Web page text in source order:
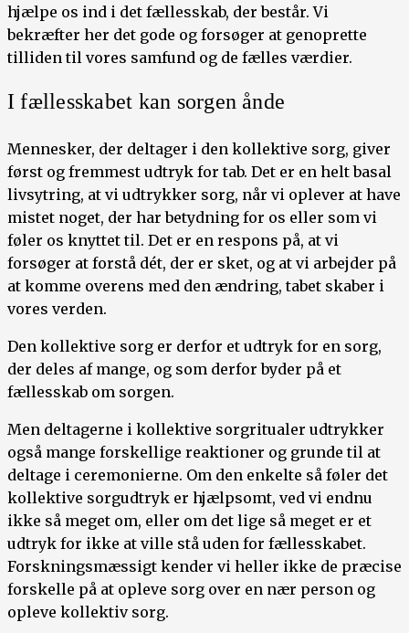
hjælpe os ind i det fællesskab, der består. Vi
bekræfter her det gode og forsøger at genoprette
tilliden til vores samfund og de fælles værdier.
I fællesskabet kan sorgen ånde
Mennesker, der deltager i den kollektive sorg, giver
først og fremmest udtryk for tab. Det er en helt basal
livsytring, at vi udtrykker sorg, når vi oplever at have
mistet noget, der har betydning for os eller som vi
føler os knyttet til. Det er en respons på, at vi
forsøger at forstå dét, der er sket, og at vi arbejder på
at komme overens med den ændring, tabet skaber i
vores verden.
Den kollektive sorg er derfor et udtryk for en sorg,
der deles af mange, og som derfor byder på et
fællesskab om sorgen.
Men deltagerne i kollektive sorgritualer udtrykker
også mange forskellige reaktioner og grunde til at
deltage i ceremonierne. Om den enkelte så føler det
kollektive sorgudtryk er hjælpsomt, ved vi endnu
ikke så meget om, eller om det lige så meget er et
udtryk for ikke at ville stå uden for fællesskabet.
Forskningsmæssigt kender vi heller ikke de præcise
forskelle på at opleve sorg over en nær person og
opleve kollektiv sorg.